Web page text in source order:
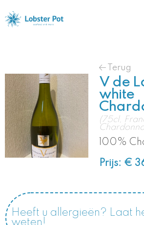
Terug
V de
white
(75cl,
100%
Prijs: €
Heeft u allergieën? Laat
weten!